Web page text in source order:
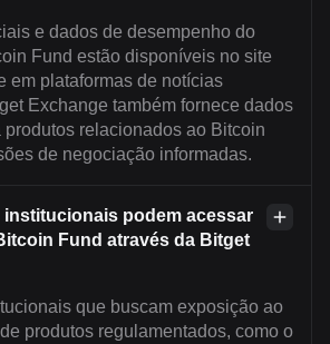
e dados de desempenho do
Fund estão disponíveis no site
em plataformas de notícias
Exchange também fornece dados
produtos relacionados ao Bitcoin
de negociação informadas.
podem acessar
Fund através da Bitget
que buscam exposição ao
produtos regulamentados, como o